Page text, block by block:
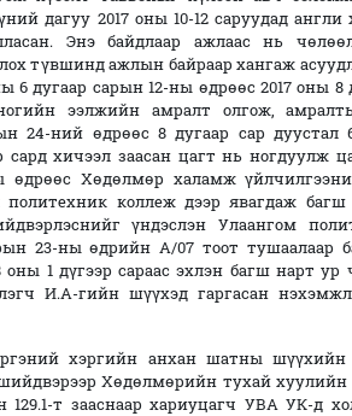
дагуу 2017 оны 10-12 саруудад
Энэ байдлаар ажлаас нь
түвшинд ажлын байраар хангаж
6 дугаар сарын 12-ны өдрөөс 2017 оны
ээлжийн амралт олгож,
24-ний өдрөөс 8 дугаар сар дуустал
сард хичээл заасан цагт нь ногдуулж
өдрөөс Хөдөлмөр халамж
политехник коллеж дээр явагдаж
үндэслэн Улаангом
23-ны өдрийн А/07 тоот тушаалаар
оны 1 дүгээр сараас эхлэн багш нарт
И.А-гийн шүүхэд гаргасан
хэргийн анхан шатны шүүхийн
Хөдөлмөрийн тухай хуулийн
129.1-т зааснаар хариуцагч УВА УК-д